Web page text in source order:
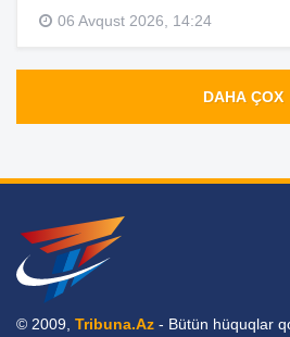
06 Avqust 2026, 14:24
DAHA ÇOX
© 2009, Tribuna.Az - Bütün hüquqlar